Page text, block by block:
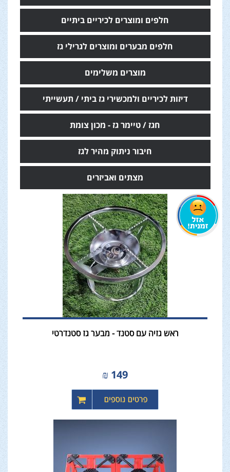
חלפים ומוצרים לכיריים ביתיים
חלפים מבערים ומוצרים לגרילי גז
מוצרים משלימים
דיזות לכיריים ולמכשירי גז ביתי / תעשייתי
חגז / טיימר גז - מכון צומת
חיבור ניתוק מהיר לגז
מצתים ואביזרים
ראש גזיה עם סטנד - מבער גז סטנדרטי
149
₪